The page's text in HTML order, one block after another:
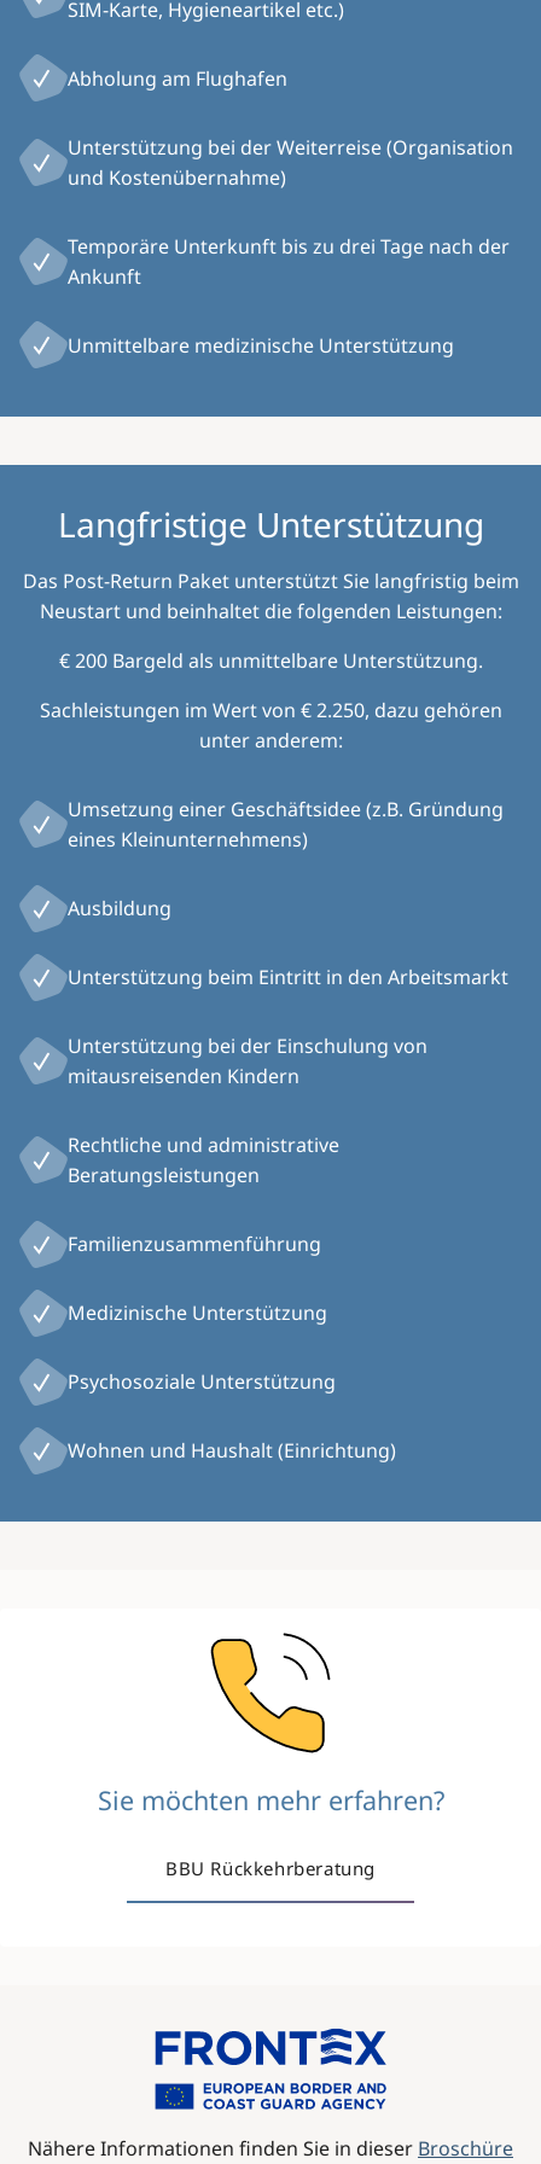
SIM-Karte, Hygieneartikel etc.)
Abholung am Flughafen
Unterstützung bei der Weiterreise (Organisation
und Kostenübernahme)
Temporäre Unterkunft bis zu drei Tage nach der
Ankunft
Unmittelbare medizinische Unterstützung
Langfristige Unterstützung
Das Post-Return Paket unterstützt Sie langfristig beim
Neustart und beinhaltet die folgenden Leistungen:
€ 200 Bargeld als unmittelbare Unterstützung.
Sachleistungen im Wert von € 2.250, dazu gehören
unter anderem:
Umsetzung einer Geschäftsidee (z.B. Gründung
eines Kleinunternehmens)
Ausbildung
Unterstützung beim Eintritt in den Arbeitsmarkt
Unterstützung bei der Einschulung von
mitausreisenden Kindern
Rechtliche und administrative
Beratungsleistungen
Familienzusammenführung
Medizinische Unterstützung
Psychosoziale Unterstützung
Wohnen und Haushalt (Einrichtung)
Sie möchten mehr erfahren?
BBU Rückkehrberatung
Nähere Informationen finden Sie in dieser Broschüre